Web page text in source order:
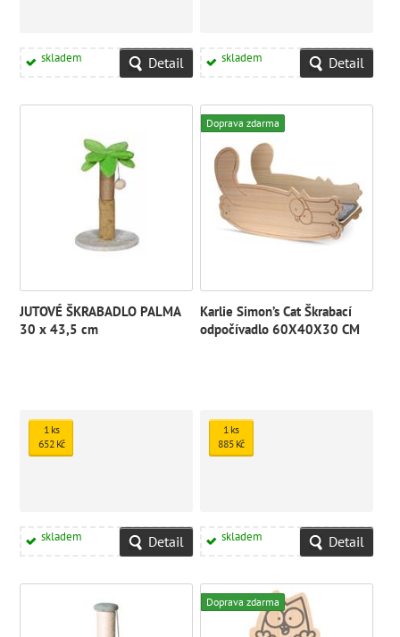
skladem Detail skladem Detail
JUTOVÉ ŠKRABADLO PALMA
30 x 43,5 cm
1 ks
652 Kč
skladem Detail
Doprava zdarma
Karlie Simon’s Cat Škrabací
odpočívadlo 60X40X30 CM
1 ks
885 Kč
skladem Detail
Doprava zdarma